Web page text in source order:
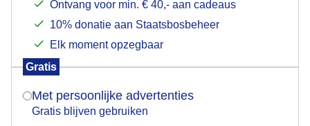
Ontvang voor min. € 40,- aan cadeaus
10% donatie aan Staatsbosbeheer
Elk moment opzegbaar
Gratis
Met persoonlijke advertenties
Gratis blijven gebruiken
Indien je hier nog geen akkoord op hebt gegeven,
verschijnt er zo een pop-up uit je browser waarin
Is goed, toon de popup